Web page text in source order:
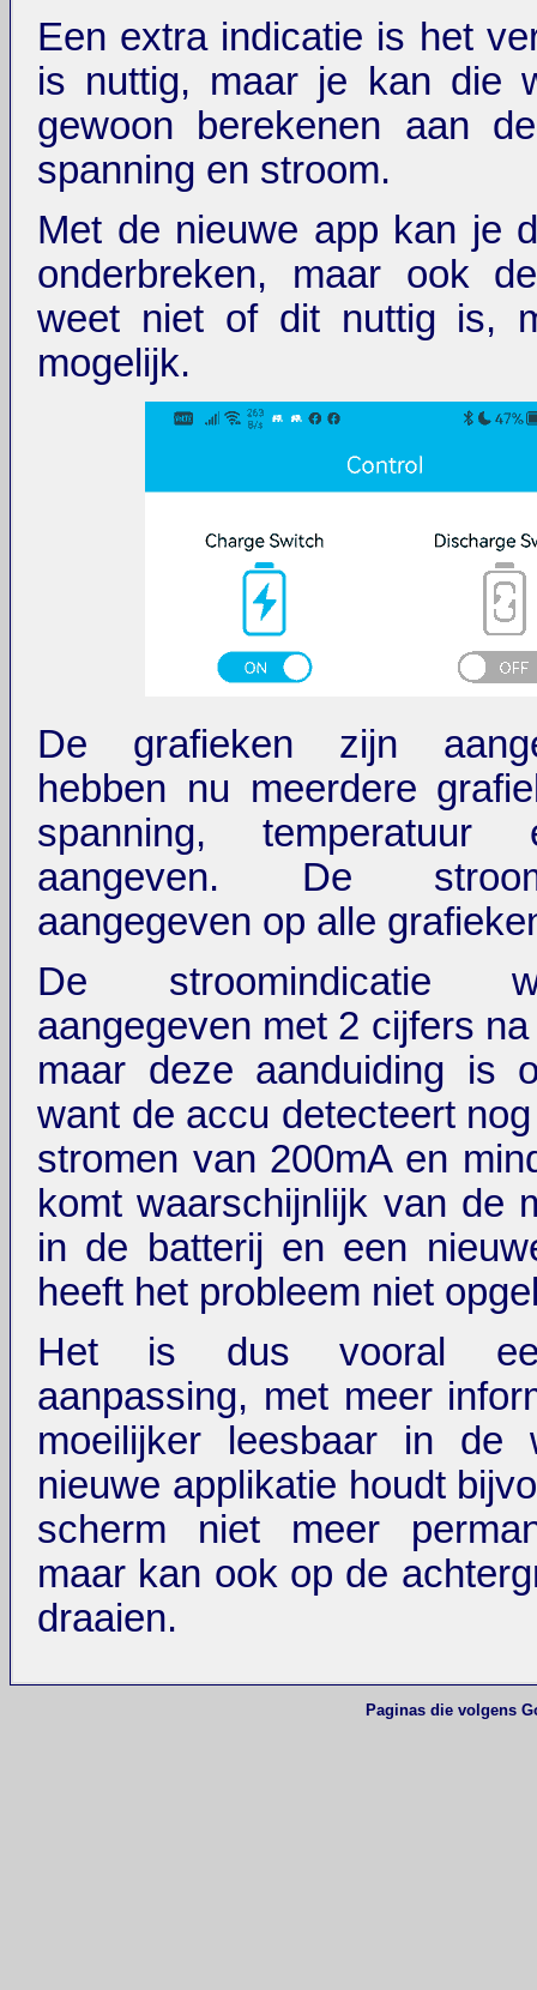
Een extra indicatie is het
is nuttig, maar je kan die
gewoon berekenen aan
spanning en stroom.
Met de nieuwe app kan je
onderbreken, maar ook
weet niet of dit nuttig is,
mogelijk.
De grafieken zijn
hebben nu meerdere
spanning, temperatuur
aangeven. De
aangegeven op alle
De stroomindicatie
aangegeven met 2 cijfers
maar deze aanduiding is
want de accu detecteert
stromen van 200mA en
komt waarschijnlijk van de
in de batterij en een
heeft het probleem niet
Het is dus vooral
aanpassing, met meer
moeilijker leesbaar in de
nieuwe applikatie houdt
scherm niet meer
maar kan ook op de
draaien.
Paginas die volgens